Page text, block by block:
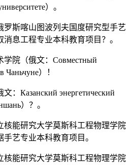
）。
斯喀山图波列夫国度研究型手艺
息工程专业本科教育项目？。
院（俄文：Совместный
）！
Казанский энергетический
）？。
能研究大学莫斯科工程物理学院
艺专业本科教育项目。
能研究大学莫斯科工程物理学院